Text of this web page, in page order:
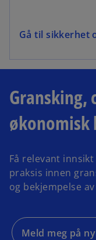
Gå til sikkerhet
Gransking,
Få relevant
praksis innen
og bekjempelse
Meld meg på